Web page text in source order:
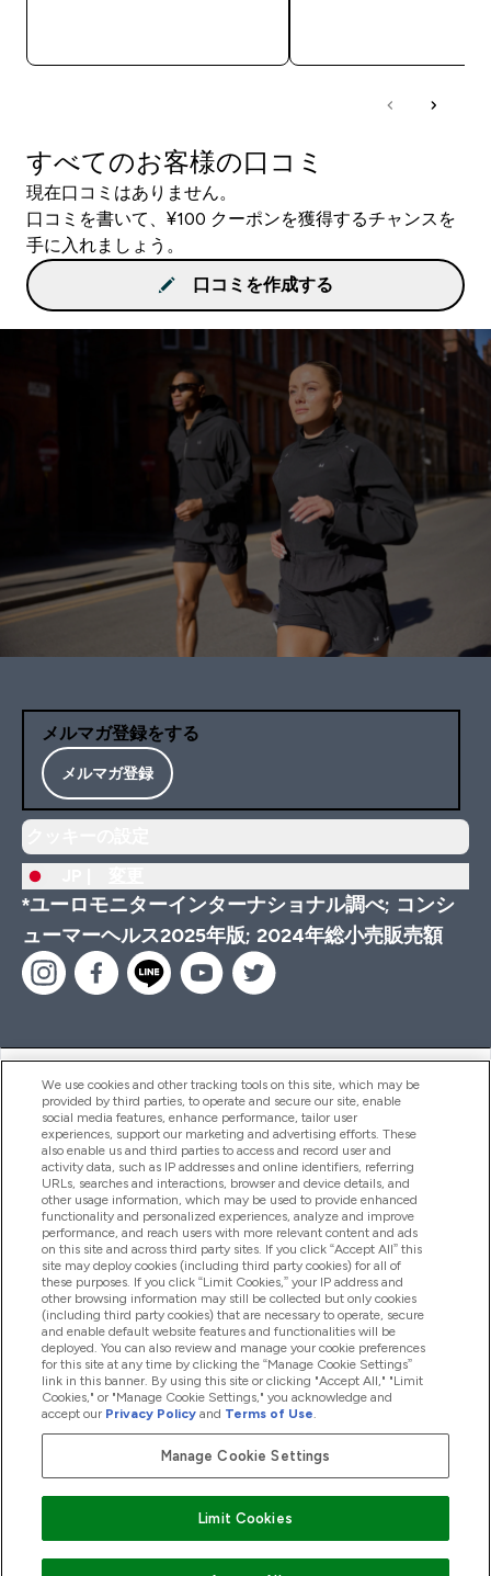
すべてのお客様の口コミ
現在口コミはありません。
口コミを書いて、¥100 クーポンを獲得するチャンスを
手に入れましょう。
口コミを作成する
メルマガ登録をする
メルマガ登録
*ユーロモニターインターナショナル調べ; コンシ
ューマーヘルス2025年版; 2024年総小売販売額
ヘルプ＆ガイド
商品について
会社概要
特典＆ポイント
2026 The Hut.com Ltd
Pay with
We use cookies and other tracking tools on this site, which may be
provided by third parties, to operate and secure our site, enable
social media features, enhance performance, tailor user
experiences, support our marketing and advertising efforts. These
also enable us and third parties to access and record user and
activity data, such as IP addresses and online identifiers, referring
URLs, searches and interactions, browser and device details, and
other usage information, which may be used to provide enhanced
functionality and personalized experiences, analyze and improve
performance, and reach users with more relevant content and ads
on this site and across third party sites. If you click “Accept All” this
site may deploy cookies (including third party cookies) for all of
these purposes. If you click “Limit Cookies,” your IP address and
other browsing information may still be collected but only cookies
(including third party cookies) that are necessary to operate, secure
and enable default website features and functionalities will be
deployed. You can also review and manage your cookie preferences
for this site at any time by clicking the “Manage Cookie Settings”
link in this banner. By using this site or clicking "Accept All," "Limit
Cookies," or "Manage Cookie Settings," you acknowledge and
accept our Privacy Policy and Terms of Use.
Manage Cookie Settings
Limit Cookies